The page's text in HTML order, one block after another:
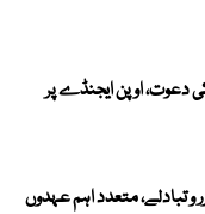
دعوت، اوپن ایجنڈے پر
و تبادلے، متعدد اہم عہدوں